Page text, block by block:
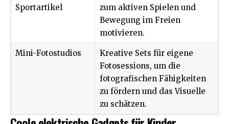
Sportartikel
zum aktiven Spielen und
Bewegung im Freien
motivieren.
Mini-Fotostudios
Kreative Sets für eigene
Fotosessions, um die
fotografischen Fähigkeiten
zu fördern und das Visuelle
zu schätzen.